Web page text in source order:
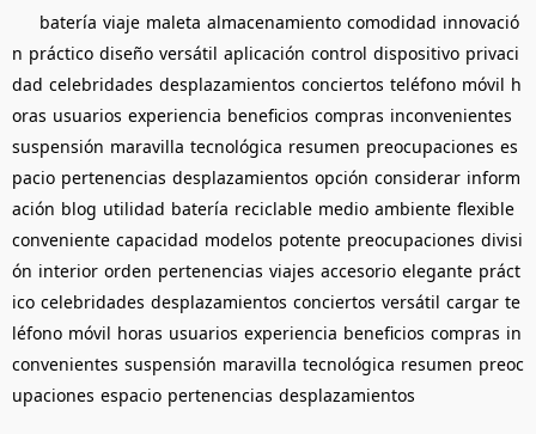
batería viaje maleta almacenamiento comodidad innovació
n práctico diseño versátil aplicación control dispositivo privaci
dad celebridades desplazamientos conciertos teléfono móvil h
oras usuarios experiencia beneficios compras inconvenientes
suspensión maravilla tecnológica resumen preocupaciones es
pacio pertenencias desplazamientos opción considerar inform
ación blog utilidad batería reciclable medio ambiente flexible
conveniente capacidad modelos potente preocupaciones divisi
ón interior orden pertenencias viajes accesorio elegante práct
ico celebridades desplazamientos conciertos versátil cargar te
léfono móvil horas usuarios experiencia beneficios compras in
convenientes suspensión maravilla tecnológica resumen preoc
upaciones espacio pertenencias desplazamientos